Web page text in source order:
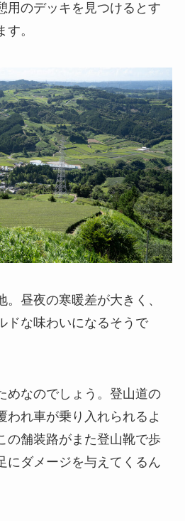
用のデッキを見つけるとす
。
昼夜の寒暖差が大きく、
ドな味わいになるそうで
めなのでしょう。登山道の
われ車が乗り入れられるよ
の舗装路がまた登山靴で歩
にダメージを与えてくるん